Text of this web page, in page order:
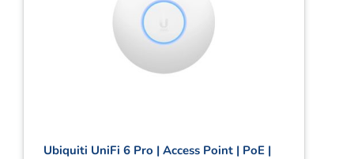
Ubiquiti UniFi 6 Pro | Access Point | PoE |